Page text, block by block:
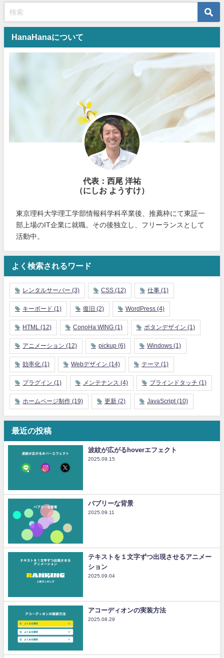
HanaHanaについて
代表：西尾 洋祐
（にしお ようすけ）
東京理科大学理工学部情報科学科卒業後、推薦枠にて東証一
部上場のIT企業に就職。その後独立し、フリーランスとして
活動中。
よく検索されるワード
レンタルサーバー (3) CSS (12) 仕事 (1)
キーボード (1) 復旧 (2) WordPress (4)
HTML (12) ConoHa WING (1) ボタンデザイン (1)
アニメーション (12) pickup (6) Windows (1)
効率化 (1) Webデザイン (14) テーマ (1)
プラグイン (1) メンテナンス (4) ブラインドタッチ (1)
ホームページ制作 (19) 更新 (2) JavaScript (10)
最近の投稿
波紋が広がるhoverエフェクト
2025.09.15
バブリーな背景
2025.09.11
テキストを１文字ずつ出現させるアニメー
ション
2025.09.04
アコーディオンの実装方法
2025.08.29